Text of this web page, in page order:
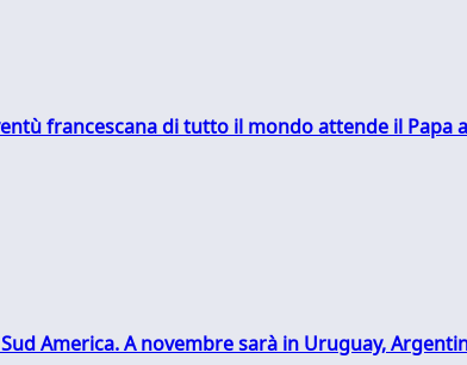
francescana di tutto il mondo attende il Papa
America. A novembre sarà in Uruguay,